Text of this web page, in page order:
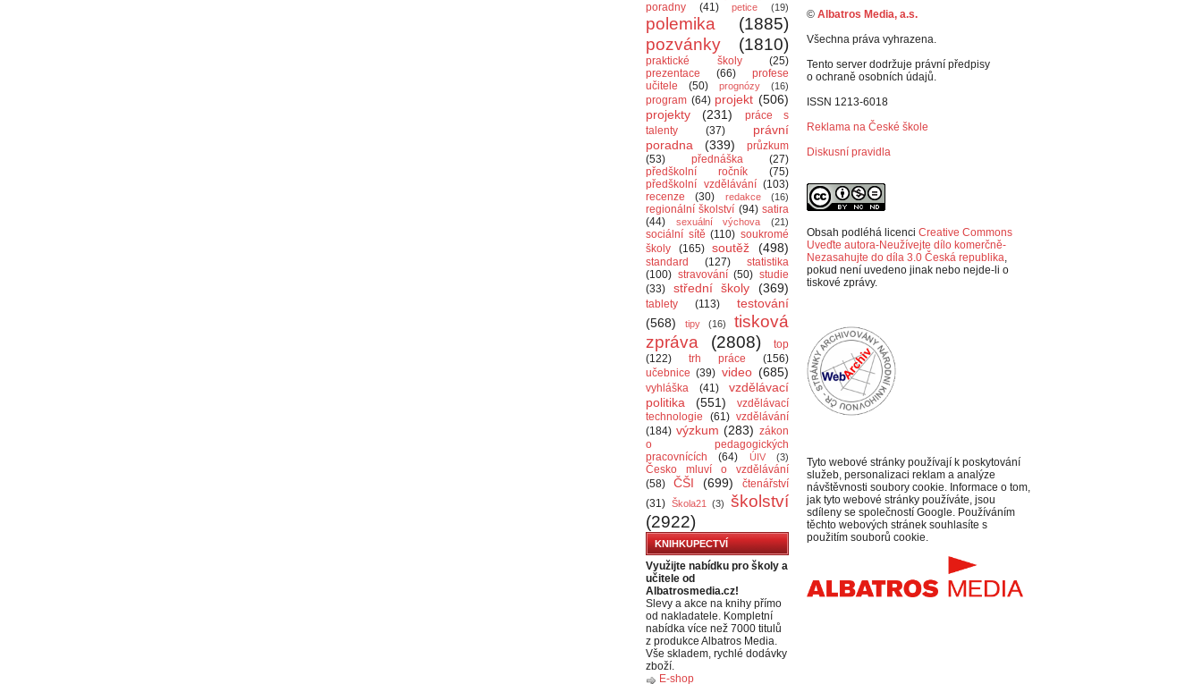
poradny
(41) petice (19)
polemika
(1885)
pozvánky
(1810)
praktické školy
(25)
prezentace
(66)
profese
učitele
(50) prognózy (16)
program (64) projekt (506)
projekty
(231)
práce s
talenty
(37)
právní
poradna
(339)
průzkum
(53)
přednáška
(27)
předškolní ročník
(75)
předškolní vzdělávání (103)
recenze
(30) redakce (16)
regionální školství (94) satira
(44)
sexuální výchova (21)
sociální sítě (110) soukromé
školy
(165) soutěž (498)
standard (127)
statistika
(100) stravování (50) studie
(33)
střední školy (369)
tablety (113)
testování
(568)
tipy (16)
tisková
zpráva
(2808)
top
(122)
trh práce
(156)
učebnice (39) video (685)
vyhláška (41)
vzdělávací
politika
(551)
vzdělávací
technologie
(61) vzdělávání
(184) výzkum (283) zákon
o pedagogických
pracovnících
(64) ÚIV (3)
Česko mluví o vzdělávání
(58)
ČŠI (699)
čtenářství
(31) Škola21 (3)
školství
(2922)
KNIHKUPECTVÍ
Využijte nabídku pro školy a
učitele od
Albatrosmedia.cz!
Slevy a akce na knihy přímo
od nakladatele. Kompletní
nabídka více než 7000 titulů
z produkce Albatros Media.
Vše skladem, rychlé dodávky
zboží.
E-shop
© Albatros Media, a.s.
Všechna práva vyhrazena.
Tento server dodržuje právní předpisy
o ochraně osobních údajů.
ISSN 1213-6018
Reklama na České škole
Diskusní pravidla
Obsah podléhá licenci Creative Commons
Uveďte autora-Neužívejte dílo komerčně-
Nezasahujte do díla 3.0 Česká republika
pokud není uvedeno jinak nebo nejde-li o
tiskové zprávy.
Tyto webové stránky používají k poskytování
služeb, personalizaci reklam a analýze
návštěvnosti soubory cookie. Informace o tom,
jak tyto webové stránky používáte, jsou
sdíleny se společností Google. Používáním
těchto webových stránek souhlasíte s
použitím souborů cookie.